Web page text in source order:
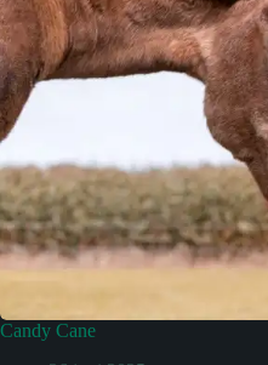
Candy Cane